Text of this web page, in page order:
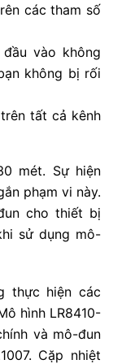
các tham số
vào không
không bị rối
tất cả kênh
mét. Sự hiện
phạm vi này.
cho thiết bị
sử dụng mô-
thực hiện các
hình LR8410-
và mô-đun
Cặp nhiệt